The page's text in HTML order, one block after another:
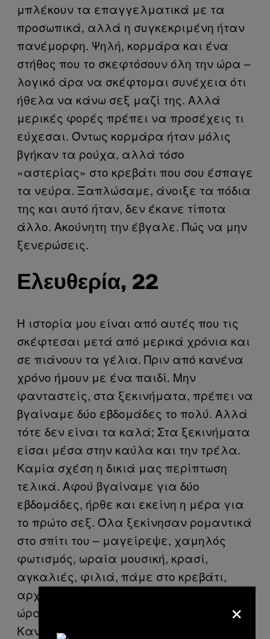
μπλέκουν τα επαγγελματικά με τα
προσωπικά, αλλά η συγκεκριμένη ήταν
πανέμορφη. Ψηλή, κορμάρα και ένα
στήθος που το σκεφτόσουν όλη την ώρα –
λογικό άρα να σκέφτομαι συνέχεια ότι
ήθελα να κάνω σεξ μαζί της. Αλλά
μερικές φορές πρέπει να προσέχεις τι
εύχεσαι. Όντως κορμάρα ήταν μόλις
βγήκαν τα ρούχα, αλλά τόσο
«αστερίας» στο κρεβάτι που σου έσπαγε
τα νεύρα. Ξαπλώσαμε, άνοιξε τα πόδια
της και αυτό ήταν, δεν έκανε τίποτα
άλλο. Ακούνητη την έβγαλε. Πώς να μην
ξενερώσεις.
Ελευθερία, 22
Η ιστορία μου είναι από αυτές που τις
σκέφτεσαι μετά από μερικά χρόνια και
σε πιάνουν τα γέλια. Πριν από κανένα
χρόνο ήμουν με ένα παιδί. Μην
φανταστείς, στα ξεκινήματα, πρέπει να
βγαίναμε δύο εβδομάδες το πολύ. Αλλά
τότε δεν είναι τα καλά; Στα ξεκινήματα
είσαι μέσα στην καύλα και την τρέλα.
Καμία σχέση η δικιά μας περίπτωση
τελικά. Αφού βγαίναμε για δύο
εβδομάδες, ήρθε και εκείνη η μέρα για
το πρώτο σεξ. Όλα ξεκίνησαν ρομαντικά
στο σπίτι του – μαγείρεψε, χαμηλός
φωτισμός, ωραία μουσική, κρασί,
αγκαλιές, φιλιά, πάμε στο κρεβάτι,
αρχίζουμε και τον παίρνει ο ύπνος. Την
ώρα που ήταν μέσα μου, κοιμήθηκε.
Κανονικά. Ροχάλιζε. Καταλαβαίνεις ότι
×